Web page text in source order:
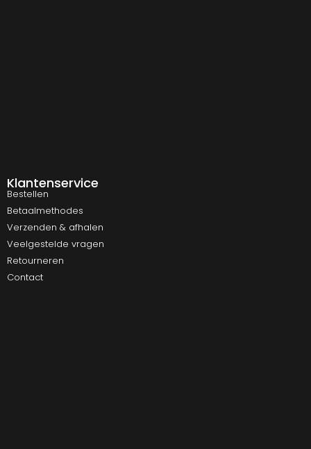
Klantenservice
Bestellen
Betaalmethodes
Verzenden & afhalen
Veelgestelde vragen
Retourneren
Contact